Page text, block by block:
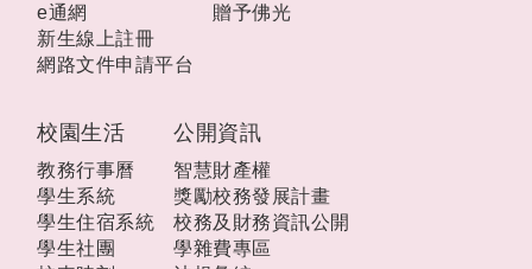
校園生活
教務行事曆
學生系統
學生住宿系統
學生社團
公開資訊
智慧財產權
獎勵校務發展計畫
校務及財務資訊公開
學雜費專區
e通網
新生線上註冊
網路文件申請平台
贈予佛光